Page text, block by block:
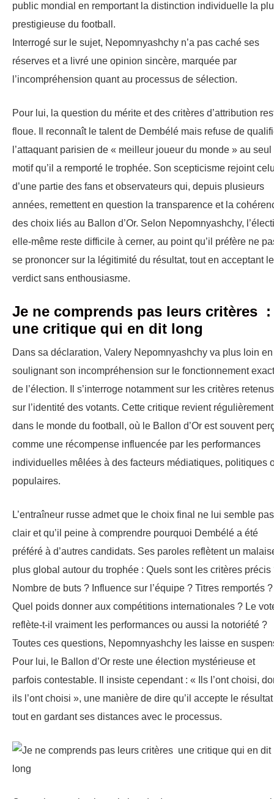
public mondial en remportant la distinction individuelle la
prestigieuse du football.
Interrogé sur le sujet, Nepomnyashchy n’a pas caché ses
réserves et a livré une opinion sincère, marquée par
l’incompréhension quant au processus de sélection.
Pour lui, la question du mérite et des critères d’attribution
floue. Il reconnaît le talent de Dembélé mais refuse de
l’attaquant parisien de « meilleur joueur du monde » au seul
motif qu’il a remporté le trophée. Son scepticisme rejoint
d’une partie des fans et observateurs qui, depuis plusieurs
années, remettent en question la transparence et la
des choix liés au Ballon d’Or. Selon Nepomnyashchy,
elle-même reste difficile à cerner, au point qu’il préfère ne
se prononcer sur la légitimité du résultat, tout en acceptant le
verdict sans enthousiasme.
Je ne comprends pas leurs critères :
une critique qui en dit long
Dans sa déclaration, Valery Nepomnyashchy va plus loin en
soulignant son incompréhension sur le fonctionnement exact
de l’élection. Il s’interroge notamment sur les critères
sur l’identité des votants. Cette critique revient régulièrement
dans le monde du football, où le Ballon d’Or est souvent
comme une récompense influencée par les performances
individuelles mêlées à des facteurs médiatiques, politiques
populaires.
L’entraîneur russe admet que le choix final ne lui semble pas
clair et qu’il peine à comprendre pourquoi Dembélé a été
préféré à d’autres candidats. Ses paroles reflètent un
plus global autour du trophée : Quels sont les critères précis
Nombre de buts ? Influence sur l’équipe ? Titres remportés ?
Quel poids donner aux compétitions internationales ? Le
reflète-t-il vraiment les performances ou aussi la notoriété ?
Toutes ces questions, Nepomnyashchy les laisse en
Pour lui, le Ballon d’Or reste une élection mystérieuse et
parfois contestable. Il insiste cependant : « Ils l’ont choisi,
ils l’ont choisi », une manière de dire qu’il accepte le résultat
tout en gardant ses distances avec le processus.